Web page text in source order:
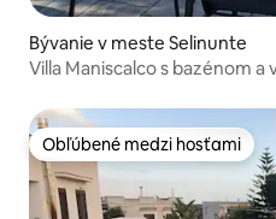
Bývanie v meste Selinunte
Villa Maniscalco s bazénom
Obľúbené medzi hosťami
Obľúbené medzi hosťami